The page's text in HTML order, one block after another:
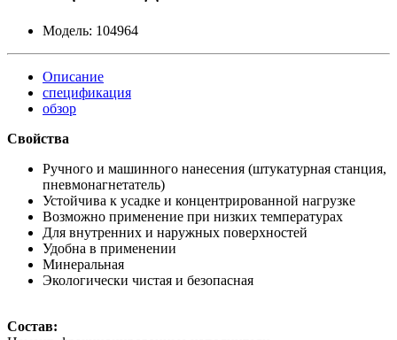
Модель: 104964
Описание
спецификация
обзор
Свойства
Ручного и машинного нанесения (штукатурная станция,
пневмонагнетатель)
Устойчива к усадке и концентрированной нагрузке
Возможно применение при низких температурах
Для внутренних и наружных поверхностей
Удобна в применении
Минеральная
Экологически чистая и безопасная
Состав: